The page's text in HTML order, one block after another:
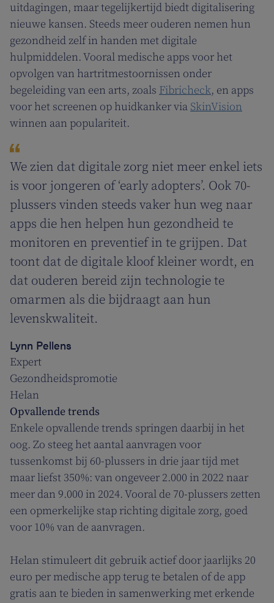
uitdagingen, maar tegelijkertijd biedt digitalisering
nieuwe kansen. Steeds meer ouderen nemen hun
gezondheid zelf in handen met digitale
hulpmiddelen. Vooral medische apps voor het
opvolgen van hartritmestoornissen onder
begeleiding van een arts, zoals Fibricheck, en apps
voor het screenen op huidkanker via SkinVision
winnen aan populariteit.
Lynn Pellens
Expert
Gezondheidspromotie
Helan
We zien dat digitale zorg niet meer enkel iets
is voor jongeren of ‘early adopters’. Ook 70-
plussers vinden steeds vaker hun weg naar
apps die hen helpen hun gezondheid te
monitoren en preventief in te grijpen. Dat
toont dat de digitale kloof kleiner wordt, en
dat ouderen bereid zijn technologie te
omarmen als die bijdraagt aan hun
levenskwaliteit.
Opvallende trends
Enkele opvallende trends springen daarbij in het
oog. Zo steeg het aantal aanvragen voor
tussenkomst bij 60-plussers in drie jaar tijd met
maar liefst 350%: van ongeveer 2.000 in 2022 naar
meer dan 9.000 in 2024. Vooral de 70-plussers zetten
een opmerkelijke stap richting digitale zorg, goed
voor 10% van de aanvragen.
Helan stimuleert dit gebruik actief door jaarlijks 20
euro per medische app terug te betalen of de app
gratis aan te bieden in samenwerking met erkende